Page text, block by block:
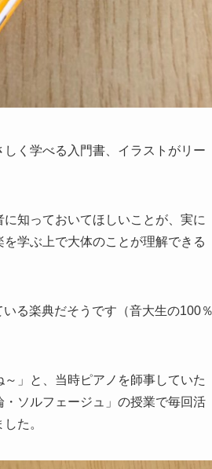
く学べる入門書、イラストがリー
知っておいてほしいことが、実に
学ぶ上で大体のことが理解できる
る楽典だそうです（音大生の100
」と、当時ピアノを師事していた
ソルフェージュ」の授業で毎回活
た。